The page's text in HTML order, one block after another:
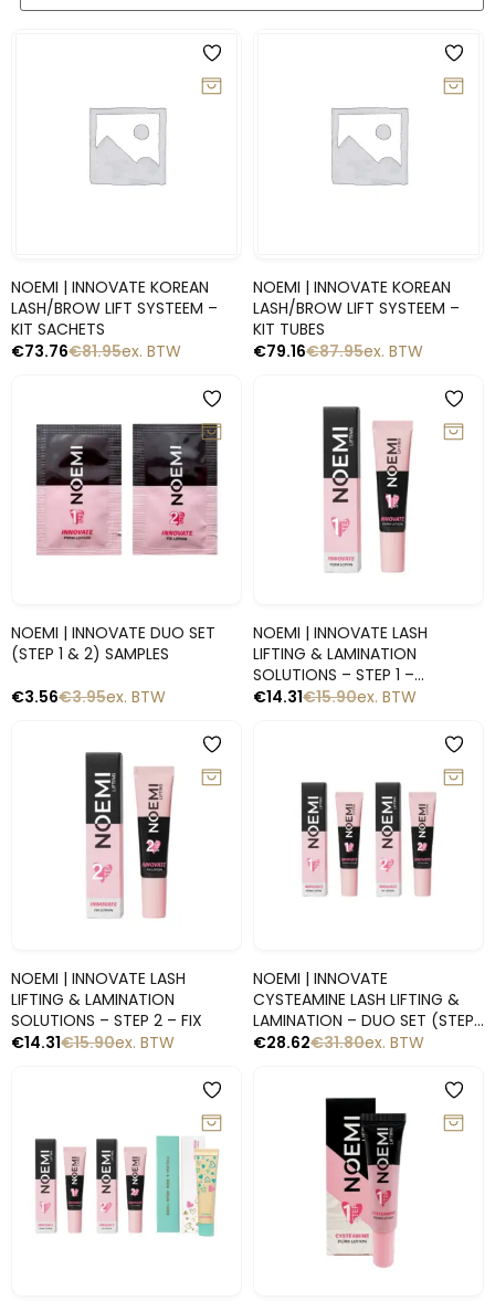
NOEMI | INNOVATE KOREAN
LASH/BROW LIFT SYSTEEM –
KIT SACHETS
€81.95
€73.76 ex. BTW
NOEMI | INNOVATE KOREAN
LASH/BROW LIFT SYSTEEM –
KIT TUBES
€87.95
€79.16 ex. BTW
NOEMI | INNOVATE DUO SET
(STEP 1 & 2) SAMPLES
€3.95
€3.56 ex. BTW
NOEMI | INNOVATE LASH
LIFTING & LAMINATION
SOLUTIONS – STEP 1 –
CYSTEAMINE
€15.90
€14.31 ex. BTW
NOEMI | INNOVATE LASH
LIFTING & LAMINATION
SOLUTIONS – STEP 2 – FIX
€15.90
€14.31 ex. BTW
NOEMI | INNOVATE
CYSTEAMINE LASH LIFTING &
LAMINATION – DUO SET (STEP 1
& 2)
€31.80
€28.62 ex. BTW